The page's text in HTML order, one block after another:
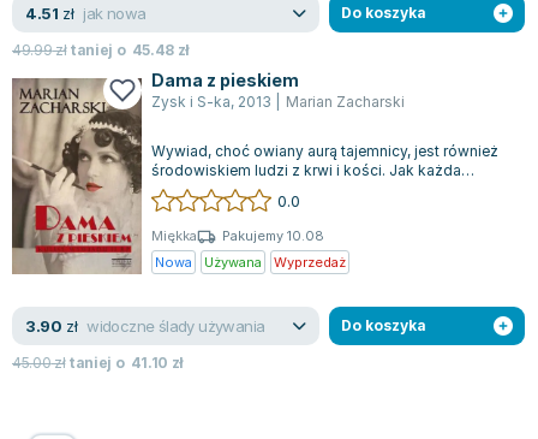
4.51 zł jak nowa
49.99złtaniej o 45.48 zł
Do koszyka
Dama z pieskiem
Zysk i S-ka, 2013 Marian Zacharski
Wywiad, choć owiany aurą tajemnicy, jest również
środowiskiem ludzi z krwi i kości. Jak każda
instytucja, i tutaj można znaleźć ni...
0.0
Miękka
Pakujemy 10.08
Nowa
Używana Wyprzedaż
3.90 zł widoczne ślady używania
45.00złtaniej o 41.10 zł
Do koszyka